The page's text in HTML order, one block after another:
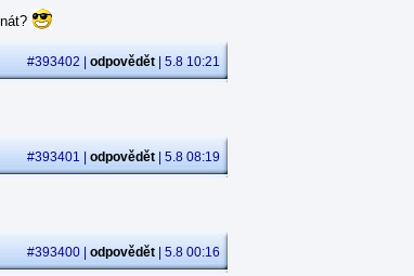
#393402 | odpovědět | 5.8 10:21
#393401 | odpovědět | 5.8 08:19
#393400 | odpovědět | 5.8 00:16